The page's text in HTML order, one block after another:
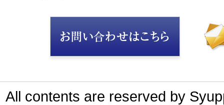
All contents are reserved by